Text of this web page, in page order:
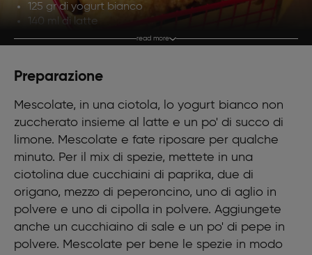
125 gr di yogurt bianco
140 ml di latte
Mezzo limone
15 gr di lievito per torte salate
Peperoncino in polvere
1 uovo
Aglio in polvere
Cipolla in polvere
Origano secco
read more
Preparazione
Mescolate, in una ciotola, lo yogurt bianco non
zuccherato insieme al latte e un po' di succo di
limone. Mescolate e fate riposare per qualche
minuto. Per il mix di spezie, mettete in una
ciotolina due cucchiaini di paprika, due di
origano, mezzo di peperoncino, uno di aglio in
polvere e uno di cipolla in polvere. Aggiungete
anche un cucchiaino di sale e un po' di pepe in
polvere. Mescolate per bene le spezie in modo